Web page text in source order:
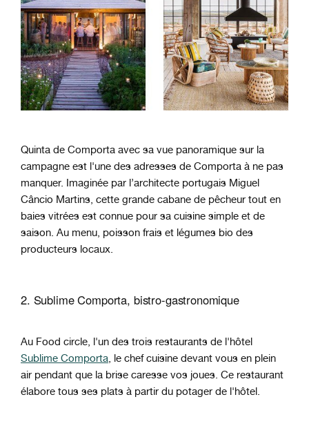
Quinta de Comporta avec sa vue panoramique sur la
campagne est l'une des adresses de Comporta à ne pas
manquer. Imaginée par l’architecte portugais Miguel
Câncio Martins, cette grande cabane de pêcheur tout en
baies vitrées est connue pour sa cuisine simple et de
saison. Au menu, poisson frais et légumes bio des
producteurs locaux.
2. Sublime Comporta, bistro-gastronomique
Au Food circle, l'un des trois restaurants de l'hôtel
Sublime Comporta, le chef cuisine devant vous en plein
air pendant que la brise caresse vos joues. Ce restaurant
élabore tous ses plats à partir du potager de l'hôtel.